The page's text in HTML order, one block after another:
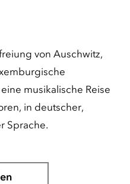
von Auschwitz,
musikalische Reise
in deutscher,
Sprache.